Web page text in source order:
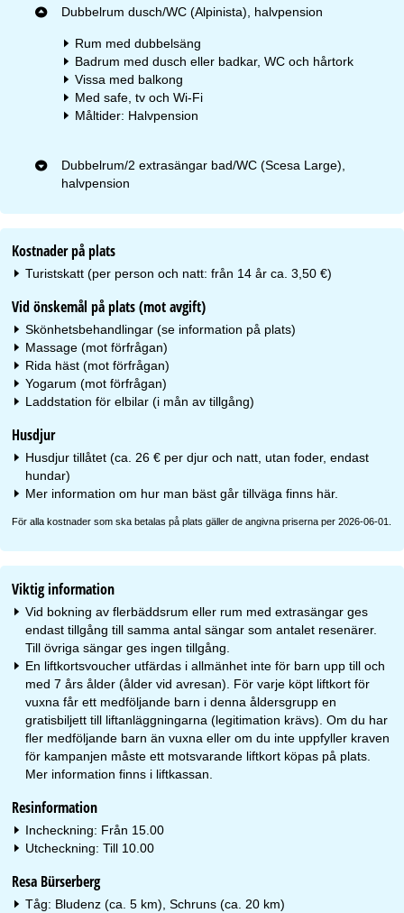
Dubbelrum dusch/WC (Alpinista), halvpension
Rum med dubbelsäng
Badrum med dusch eller badkar, WC och hårtork
Vissa med balkong
Med safe, tv och Wi-Fi
Måltider: Halvpension
Dubbelrum/2 extrasängar bad/WC (Scesa Large),
halvpension
Kostnader på plats
Turistskatt (per person och natt: från 14 år ca. 3,50 €)
Vid önskemål på plats (mot avgift)
Skönhetsbehandlingar (se information på plats)
Massage (mot förfrågan)
Rida häst (mot förfrågan)
Yogarum (mot förfrågan)
Laddstation för elbilar (i mån av tillgång)
Husdjur
Husdjur tillåtet (ca. 26 € per djur och natt, utan foder, endast
hundar)
Mer information om hur man bäst går tillväga finns här.
För alla kostnader som ska betalas på plats gäller de angivna priserna per 2026-06-01.
Viktig information
Vid bokning av flerbäddsrum eller rum med extrasängar ges
endast tillgång till samma antal sängar som antalet resenärer.
Till övriga sängar ges ingen tillgång.
En liftkortsvoucher utfärdas i allmänhet inte för barn upp till och
med 7 års ålder (ålder vid avresan). För varje köpt liftkort för
vuxna får ett medföljande barn i denna åldersgrupp en
gratisbiljett till liftanläggningarna (legitimation krävs). Om du har
fler medföljande barn än vuxna eller om du inte uppfyller kraven
för kampanjen måste ett motsvarande liftkort köpas på plats.
Mer information finns i liftkassan.
Resinformation
Incheckning: Från 15.00
Utcheckning: Till 10.00
Resa Bürserberg
Tåg: Bludenz (ca. 5 km), Schruns (ca. 20 km)